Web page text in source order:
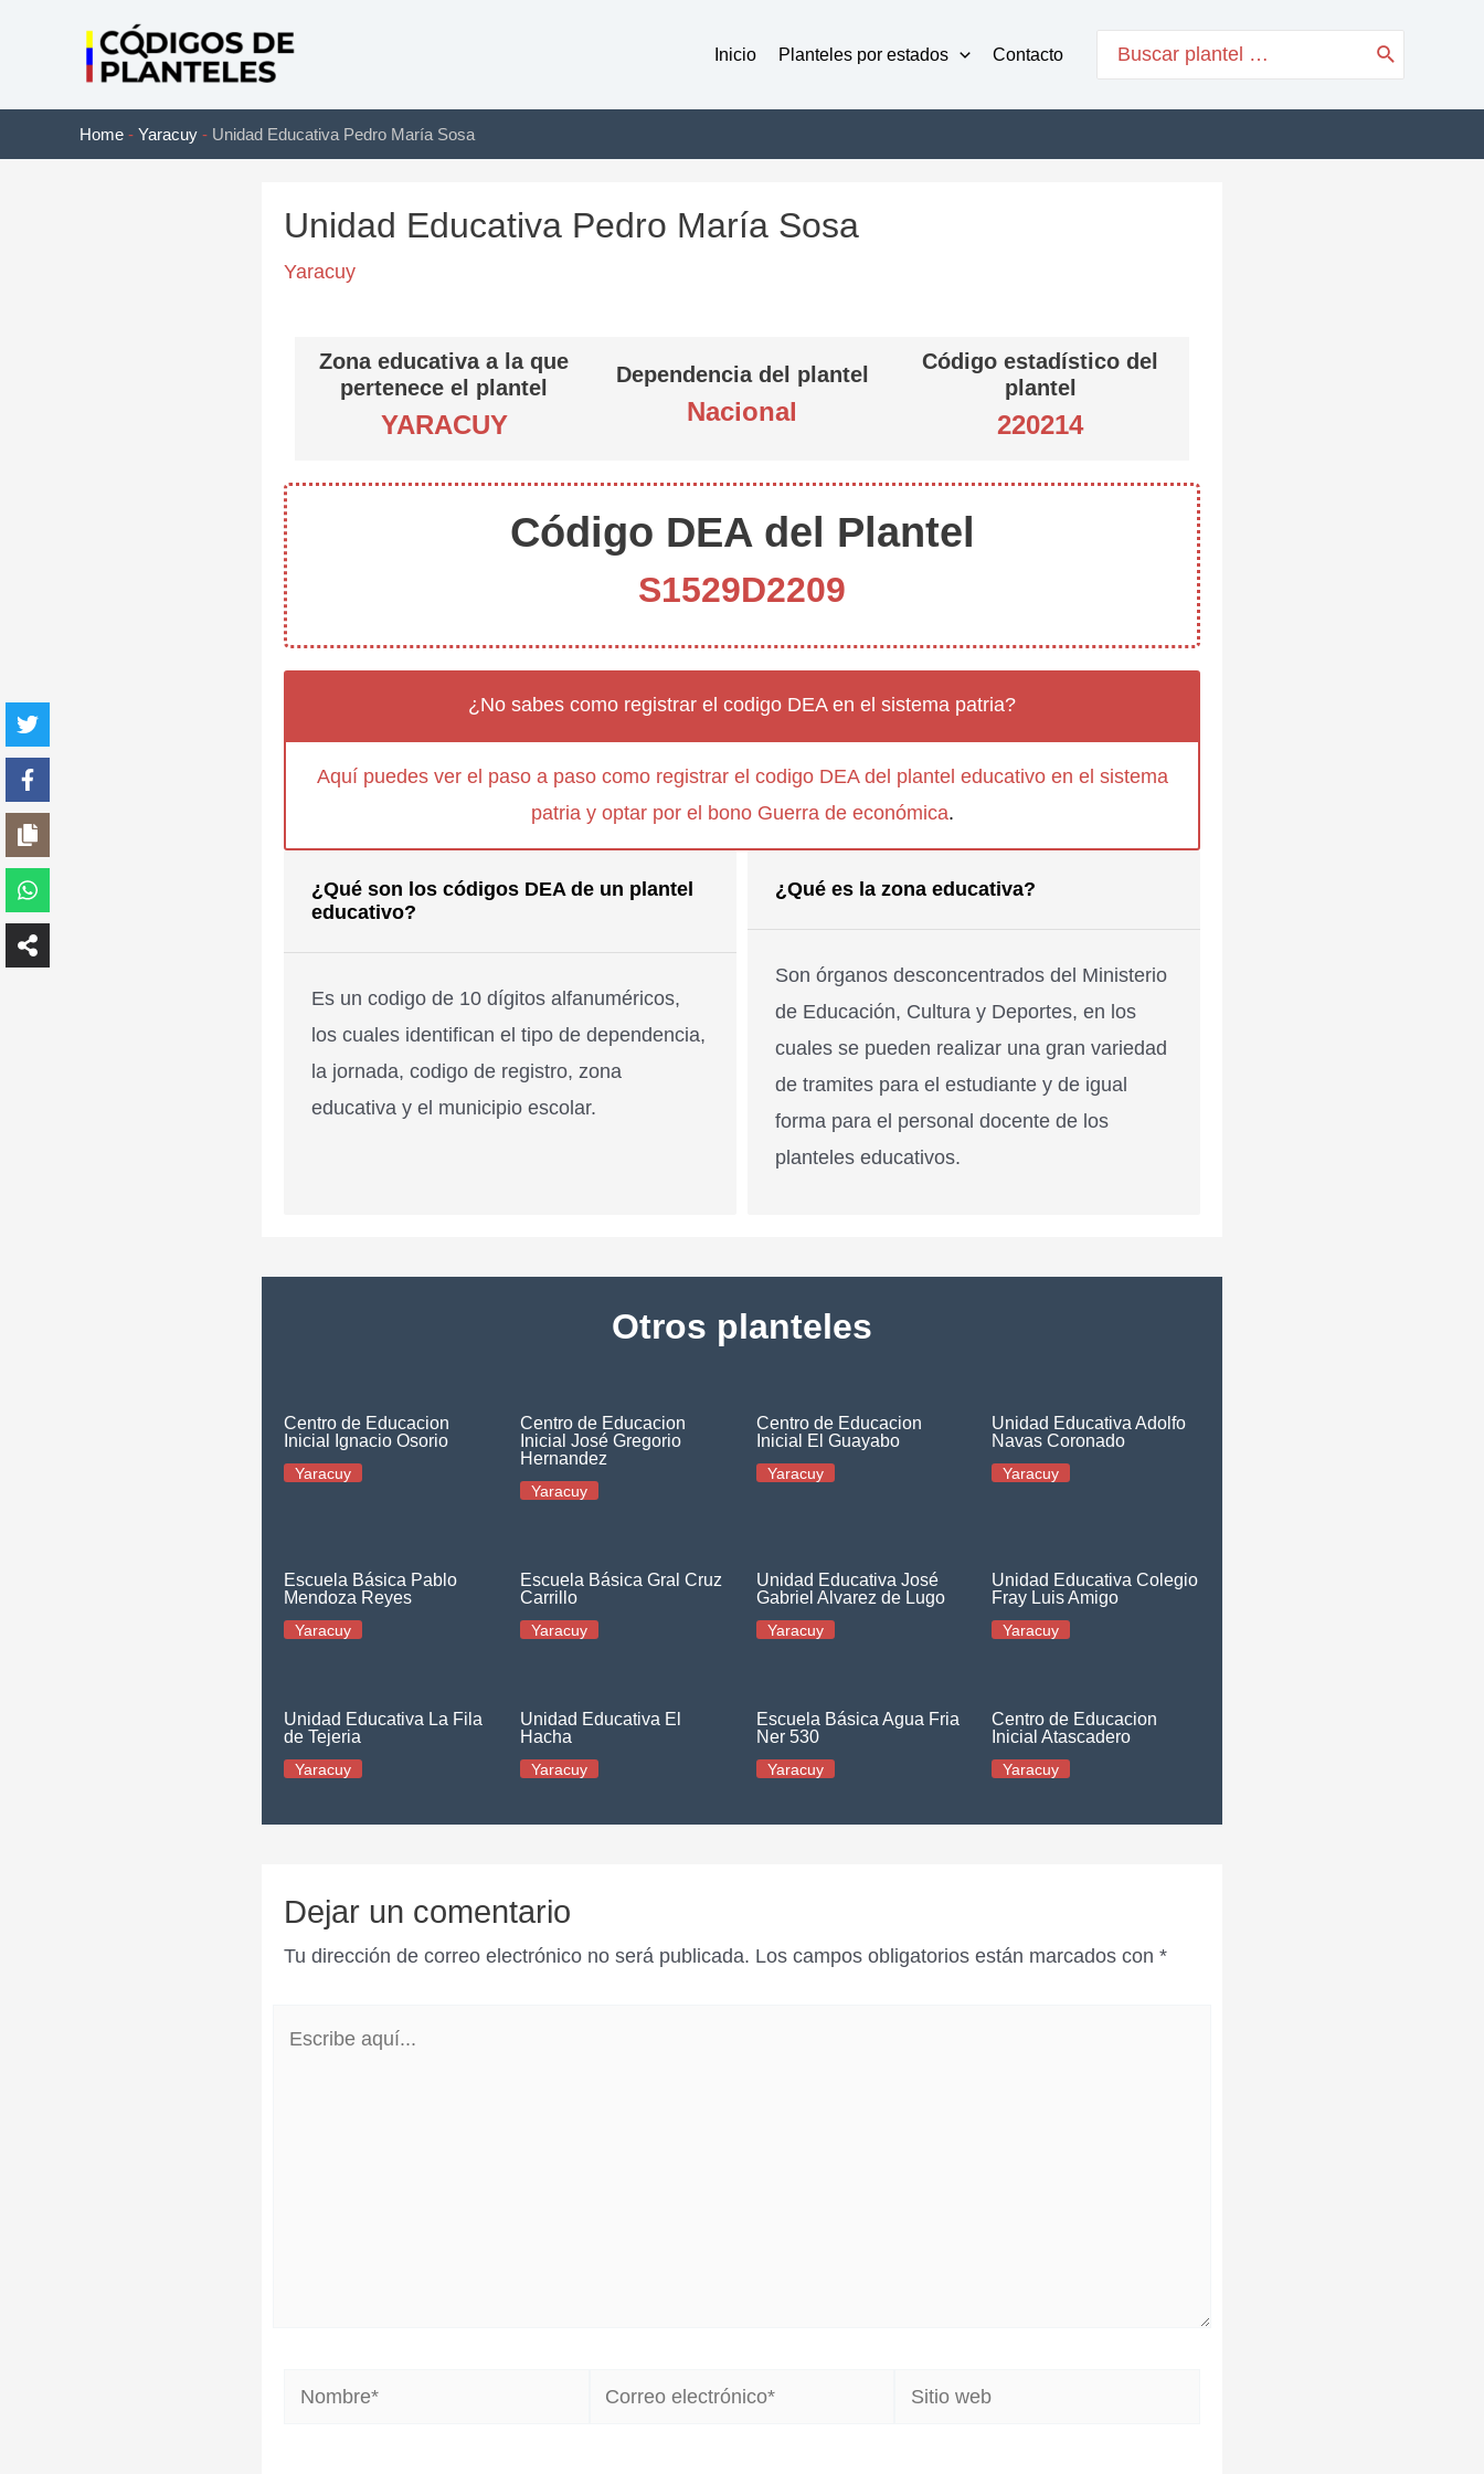
Inicio Planteles por estados Contacto
for:
Home - Yaracuy - Unidad Educativa Pedro María Sosa
Unidad Educativa Pedro María Sosa
Yaracuy
Zona educativa a la que
pertenece el plantel
YARACUY
Dependencia del plantel
Nacional
Código estadístico del
plantel
220214
Código DEA del Plantel
S1529D2209
¿No sabes como registrar el codigo DEA en el sistema patria?
Aquí puedes ver el paso a paso como registrar el codigo DEA del plantel educativo en el sistema
patria y optar por el bono Guerra de económica.
¿Qué son los códigos DEA de un plantel
educativo?
Es un codigo de 10 dígitos alfanuméricos,
los cuales identifican el tipo de dependencia,
la jornada, codigo de registro, zona
educativa y el municipio escolar.
¿Qué es la zona educativa?
Son órganos desconcentrados del Ministerio
de Educación, Cultura y Deportes, en los
cuales se pueden realizar una gran variedad
de tramites para el estudiante y de igual
forma para el personal docente de los
planteles educativos.
Otros planteles
Centro de Educacion
Inicial Ignacio Osorio
Yaracuy
Centro de Educacion
Inicial José Gregorio
Hernandez
Yaracuy
Centro de Educacion
Inicial El Guayabo
Yaracuy
Unidad Educativa Adolfo
Navas Coronado
Yaracuy
Escuela Básica Pablo
Mendoza Reyes
Yaracuy
Escuela Básica Gral Cruz
Carrillo
Yaracuy
Unidad Educativa José
Gabriel Alvarez de Lugo
Yaracuy
Unidad Educativa Colegio
Fray Luis Amigo
Yaracuy
Unidad Educativa La Fila
de Tejeria
Yaracuy
Unidad Educativa El
Hacha
Yaracuy
Escuela Básica Agua Fria
Ner 530
Yaracuy
Centro de Educacion
Inicial Atascadero
Yaracuy
Dejar un comentario
Tu dirección de correo electrónico no será publicada. Los campos obligatorios están marcados con *
Nombre*
Correo
Sitio